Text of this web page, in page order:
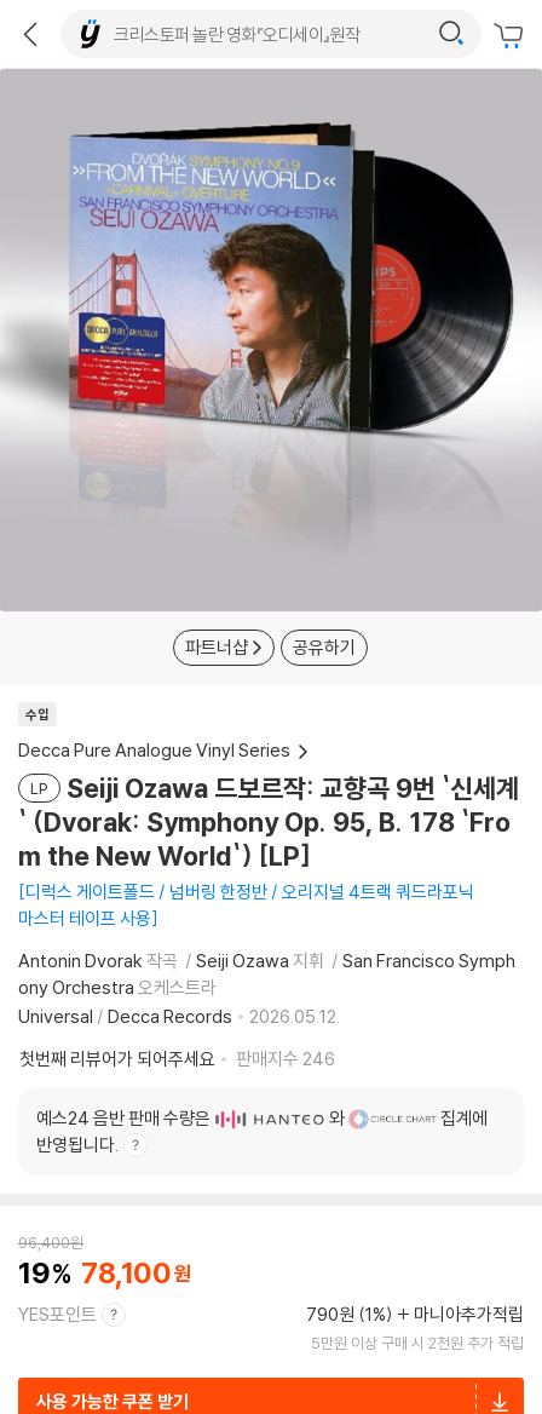
파트너샵 공유하기
수입
Decca Pure Analogue Vinyl Series
LP
Seiji Ozawa 드보르작: 교향곡 9번 `신세계
` (Dvorak: Symphony Op. 95, B. 178 `Fro
m the New World`) [LP]
디럭스 게이트폴드 / 넘버링 한정반 / 오리지널 4트랙 쿼드라포닉
마스터 테이프 사용
Antonin Dvorak 작곡 Seiji Ozawa 지휘
San Francisco Symph
ony Orchestra 오케스트라
Universal / Decca Records
2026.05.12.
첫번째 리뷰어가 되어주세요
판매지수 246
예스24 음반 판매 수량은 와
집계에
반영됩니다.
96,400원
19 78,100
YES포인트 790원 (1%) 마니아추가적립
5만원 이상 구매 시 2천원 추가 적립
사용 가능한 쿠폰 받기